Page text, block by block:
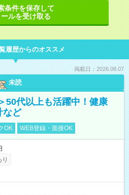
条件を保存して
ルを受け取る
履歴からのオススメ
掲載日：2026.08.07
未読
50代以上も活躍中！健康
など
OK WEB登録・面接OK